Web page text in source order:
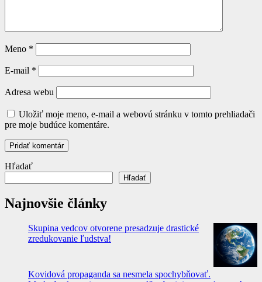
Meno *
E-mail *
Adresa webu
Uložiť moje meno, e-mail a webovú stránku v tomto prehliadači
pre moje budúce komentáre.
Hľadať
Hľadať
Najnovšie články
Skupina vedcov otvorene presadzuje drastické
zredukovanie ľudstva!
Kovidová propaganda sa nesmela spochybňovať.